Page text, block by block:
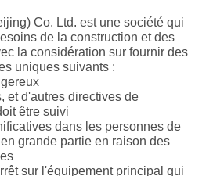
Co. Ltd. est une société qui
de la construction et des
la considération sur fournir des
uniques suivants :
et d'autres directives de
être suivi
dans les personnes de
grande partie en raison des
sur l'équipement principal qui